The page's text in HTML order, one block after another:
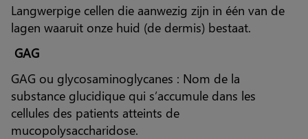
Langwerpige cellen die aanwezig zijn in één van de
lagen waaruit onze huid (de dermis) bestaat.
GAG
GAG ou glycosaminoglycanes : Nom de la
substance glucidique qui s’accumule dans les
cellules des patients atteints de
mucopolysaccharidose.